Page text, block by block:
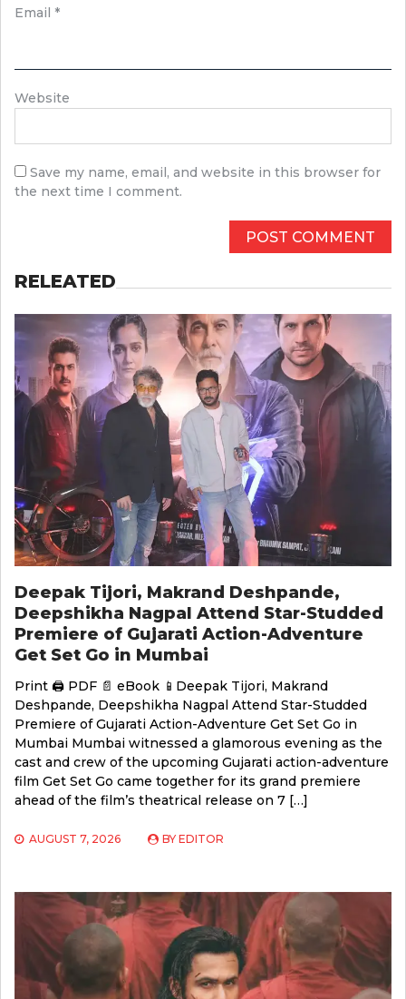
Email *
Website
Save my name, email, and website in this browser for
the next time I comment.
RELEATED
Deepak Tijori, Makrand Deshpande,
Deepshikha Nagpal Attend Star-Studded
Premiere of Gujarati Action-Adventure
Get Set Go in Mumbai
Print 🖨 PDF 📄 eBook 📱Deepak Tijori, Makrand
Deshpande, Deepshikha Nagpal Attend Star-Studded
Premiere of Gujarati Action-Adventure Get Set Go in
Mumbai Mumbai witnessed a glamorous evening as the
cast and crew of the upcoming Gujarati action-adventure
film Get Set Go came together for its grand premiere
ahead of the film’s theatrical release on 7 […]
AUGUST 7, 2026 BY EDITOR